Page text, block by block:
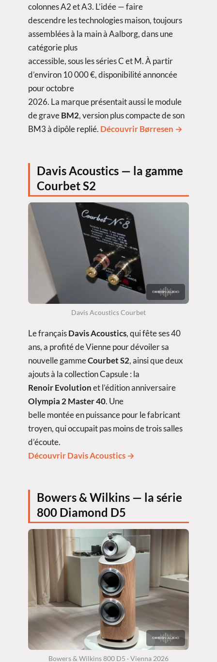
colonnes A2 et A3. L’idée — faire
descendre les technologies maison, toujours
assemblées à la main à Aalborg, dans une
catégorie plus
accessible, sous les séries C et M. À partir
d’environ 10 000 €, disponibilité annoncée
pour octobre
2026. La marque présentait aussi le module
de graveBM2, version plus compacte de son
BM3 à dipôle replié. Découvrir Børresen →
Davis Acoustics — la gamme
Courbet S2
Davis Acoustics Courbet
Le françaisDavis Acoustics, qui fête ses 40
ans, a profité de Vienne pour dévoiler sa
nouvelle gammeCourbet S2, ainsi que deux
ajouts à la collection Capsule : la
Renoir Evolutionet l’édition anniversaire
Olympia 2 Master 40. Une
belle montée en puissance pour le fabricant
troyen, qui occupait pas moins de trois salles
d’écoute.
Découvrir Davis Acoustics →
Bowers & Wilkins — la série
800 Diamond D5
Bowers & Wilkins 800 D5 · Vienna 2026